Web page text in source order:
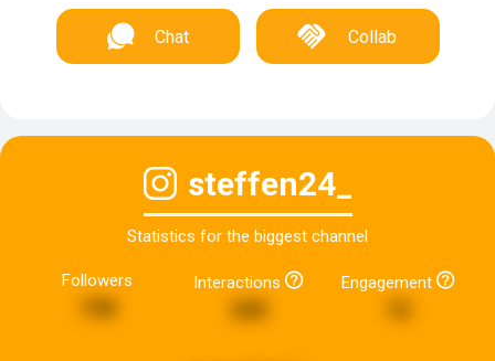
Chat Collab
steffen24_
Statistics for the biggest channel
Followers
746
Interactions Engagement